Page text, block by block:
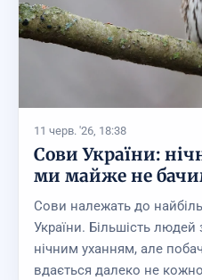
11 черв. '26, 18:38
Сови України:
ми майже не
Сови належать до
України. Більшість людей
нічним уханням, але
вдається далеко не